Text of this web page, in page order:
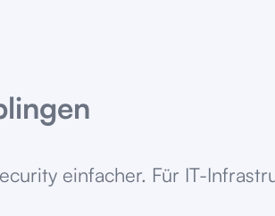
einfacher. Für IT-